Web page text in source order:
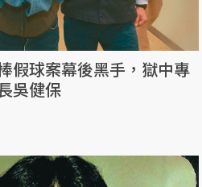
假球案幕後黑手，獄中專
吳健保